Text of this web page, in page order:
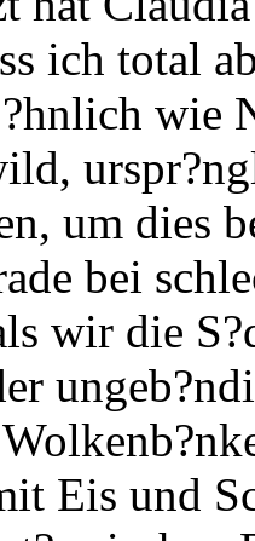
ich total
wie
um dies
bei
wir die
Eis und